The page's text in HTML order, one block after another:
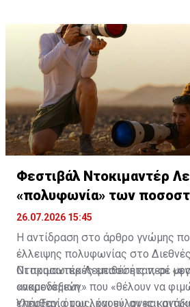
— ούτε αυτονόητες.
περιθώριο, αλλά θα τις
της εκπαιδευτικής φιλοσοφίας.
Φεστιβάλ Ντοκιμαντέρ
«πολυφωνία» των
φαρσοκωμωδία
26.07.2026 15:45
Η αντίδραση στο άρθρο γνώμης
έλλειψης πολυφωνίας στο
Ντοκιμαντέρ Λεμεσού ήταν, σε
αναμενόμενη.
Οι προσωπικές επιθέσεις περί
«ακροδεξιών» που «θέλουν να
ελευθερία του λόγου», αν και
Υπήρξαν, όμως, καιεύλογες